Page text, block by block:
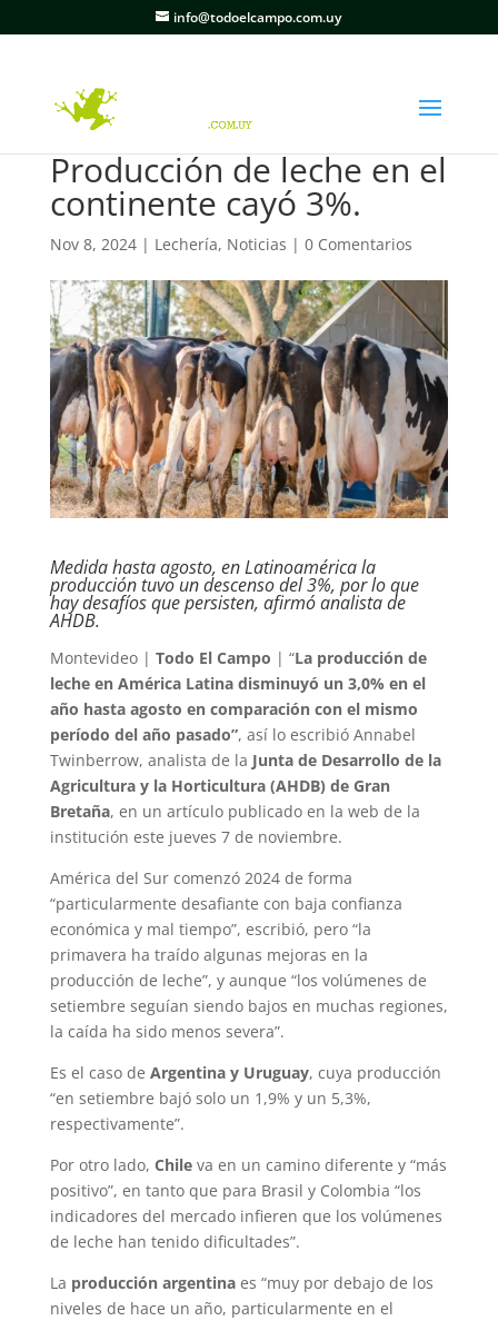
info@todoelcampo.com.uy
Producción de leche en el
continente cayó 3%.
Nov 8, 2024| Lechería, Noticias | 0 Comentarios
Medida hasta agosto, en Latinoamérica la
producción tuvo un descenso del 3%, por lo que
hay desafíos que persisten, afirmó analista de
AHDB.
Montevideo | Todo El Campo | “La producción de
leche en América Latina disminuyó un 3,0% en el
año hasta agosto en comparación con el mismo
período del año pasado”, así lo escribió Annabel
Twinberrow, analista de la Junta de Desarrollo de la
Agricultura y la Horticultura (AHDB) de Gran
Bretaña, en un artículo publicado en la web de la
institución este jueves 7 de noviembre.
América del Sur comenzó 2024 de forma
“particularmente desafiante con baja confianza
económica y mal tiempo”, escribió, pero “la
primavera ha traído algunas mejoras en la
producción de leche”, y aunque “los volúmenes de
setiembre seguían siendo bajos en muchas regiones,
la caída ha sido menos severa”.
Es el caso de Argentina y Uruguay, cuya producción
“en setiembre bajó solo un 1,9% y un 5,3%,
respectivamente”.
Por otro lado, Chileva en un camino diferente y “más
positivo”, en tanto que para Brasil y Colombia “los
indicadores del mercado infieren que los volúmenes
de leche han tenido dificultades”.
La producción argentinaes “muy por debajo de los
niveles de hace un año, particularmente en el